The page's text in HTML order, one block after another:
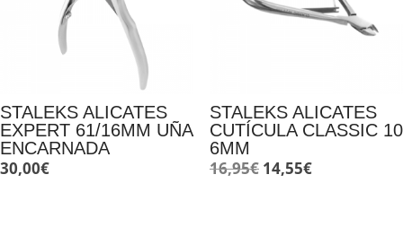
STALEKS ALICATES
EXPERT 61/16MM UÑA
ENCARNADA
30,00€
STALEKS ALICATES
CUTÍCULA CLASSIC 10
6MM
16,95€ El
14,55€El